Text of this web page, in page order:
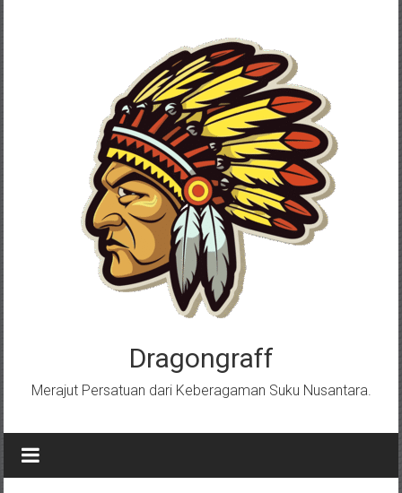
Dragongraff
Merajut Persatuan dari Keberagaman Suku Nusantara.